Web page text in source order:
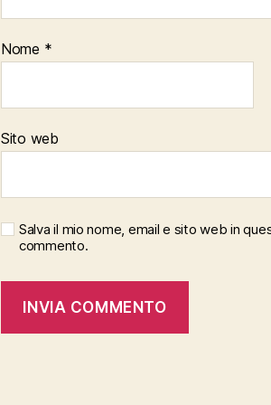
Nome *
Sito web
Salva il mio nome, email e sito web in
commento.